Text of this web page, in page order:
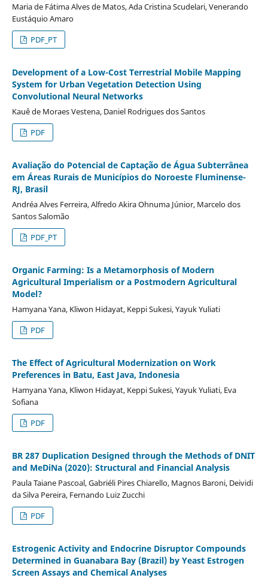
Maria de Fátima Alves de Matos, Ada Cristina Scudelari, Venerando
Eustáquio Amaro
PDF_PT
Development of a Low-Cost Terrestrial Mobile Mapping
System for Urban Vegetation Detection Using
Convolutional Neural Networks
Kauê de Moraes Vestena, Daniel Rodrigues dos Santos
PDF
Avaliação do Potencial de Captação de Água Subterrânea
em Áreas Rurais de Municípios do Noroeste Fluminense-
RJ, Brasil
Andréa Alves Ferreira, Alfredo Akira Ohnuma Júnior, Marcelo dos
Santos Salomão
PDF_PT
Organic Farming: Is a Metamorphosis of Modern
Agricultural Imperialism or a Postmodern Agricultural
Model?
Hamyana Yana, Kliwon Hidayat, Keppi Sukesi, Yayuk Yuliati
PDF
The Effect of Agricultural Modernization on Work
Preferences in Batu, East Java, Indonesia
Hamyana Yana, Kliwon Hidayat, Keppi Sukesi, Yayuk Yuliati, Eva
Sofiana
PDF
BR 287 Duplication Designed through the Methods of DNIT
and MeDiNa (2020): Structural and Financial Analysis
Paula Taiane Pascoal, Gabriéli Pires Chiarello, Magnos Baroni, Deividi
da Silva Pereira, Fernando Luiz Zucchi
PDF
Estrogenic Activity and Endocrine Disruptor Compounds
Determined in Guanabara Bay (Brazil) by Yeast Estrogen
Screen Assays and Chemical Analyses